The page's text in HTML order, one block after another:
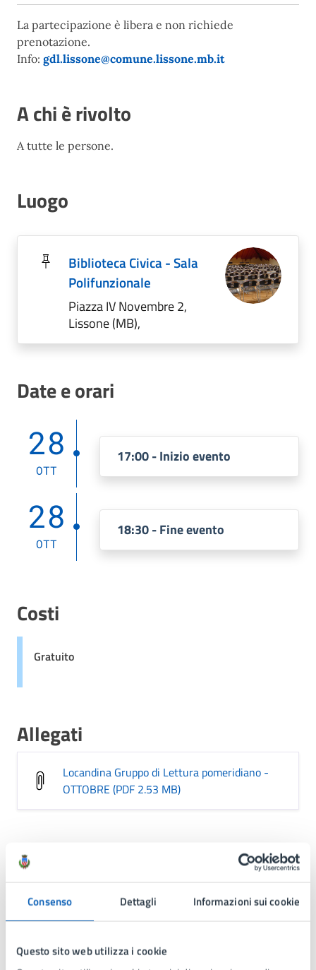
Consenso Dettagli Informazioni sui cookie
Questo sito web utilizza i cookie
La partecipazione è libera e non richiede
prenotazione.
Info: gdl.lissone@comune.lissone.mb.it
A chi è rivolto
A tutte le persone.
Luogo
Biblioteca Civica - Sala
Polifunzionale
Piazza IV Novembre 2,
Lissone (MB),
Date e orari
28
OTT
17:00 - Inizio evento
28
OTT
18:30 - Fine evento
Costi
Gratuito
Allegati
Locandina Gruppo di Lettura pomeridiano -
OTTOBRE (PDF 2.53 MB)
Ulteriori informazioni
persone che leggono in privato un libro scelto in
emozioni provate.
Il Gruppo valorizza la lettura e la discussione come